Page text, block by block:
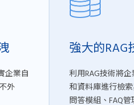
企業自
外
強大的
利用RAG技術將
和資料庫進行檢
問答模組、FAQ